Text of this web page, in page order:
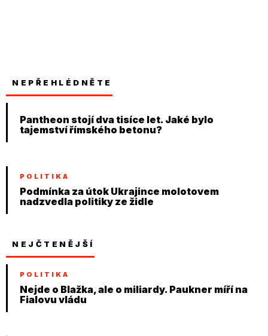
NEPŘEHLÉDNĚTE
Pantheon stojí dva tisíce let. Jaké bylo
tajemství římského betonu?
POLITIKA
Podmínka za útok Ukrajince molotovem
nadzvedla politiky ze židle
NEJČTENĚJŠÍ
POLITIKA
Nejde o Blažka, ale o miliardy. Paukner míří na
Fialovu vládu